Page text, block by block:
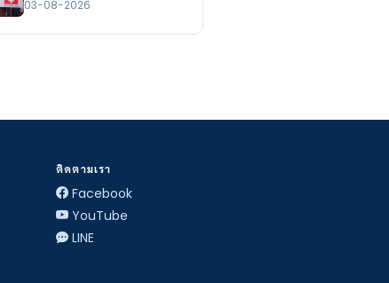
03-08-2026
ติดตามเรา
Facebook
YouTube
LINE